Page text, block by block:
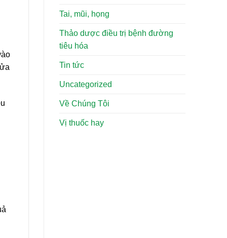
Tai, mũi, họng
Thảo dược điều trị bệnh đường
tiêu hóa
Tin tức
Uncategorized
Về Chúng Tôi
Vị thuốc hay